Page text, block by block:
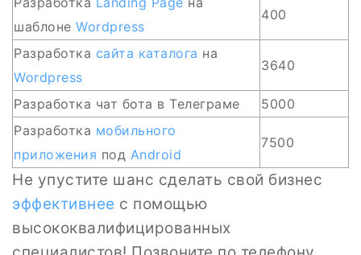
шаблоне Wordpress
400
Разработка сайта каталога на
Wordpress
3640
Разработка чат бота в Телеграме
5000
Разработка мобильного
приложения под Android
7500
Не упустите шанс сделать свой бизнес
эффективнее с помощью
высококвалифицированных